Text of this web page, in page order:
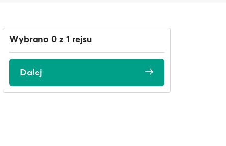
Wybrano 0 z 1 rejsu
Dalej